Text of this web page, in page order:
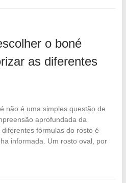
o boné
as diferentes
não é uma simples questão de
aprofundada da
fórmulas do rosto é
informada. Um rosto oval, por